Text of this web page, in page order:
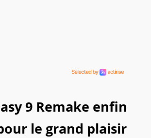
9 Remake enfin
le grand plaisir